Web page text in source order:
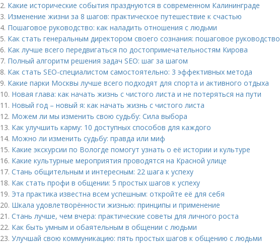
2. Какие исторические события празднуются в современном Калининграде
3. Изменение жизни за 8 шагов: практическое путешествие к счастью
4. Пошаговое руководство: как наладить отношения с людьми
5. Как стать генеральным директором своего сознания: пошаговое руководство
6. Как лучше всего передвигаться по достопримечательностям Кирова
7. Полный алгоритм решения задач SEO: шаг за шагом
8. Как стать SEO-специалистом самостоятельно: 3 эффективных метода
9. Какие парки Москвы лучше всего подходят для спорта и активного отдыха
10. Новая глава: как начать жизнь с чистого листа и не потеряться на пути
11. Новый год – новый я: как начать жизнь с чистого листа
12. Можем ли мы изменить свою судьбу: Сила выбора
13. Как улучшить карму: 10 доступных способов для каждого
14. Можно ли изменить судьбу: правда или миф
15. Какие экскурсии по Вологде помогут узнать о её истории и культуре
16. Какие культурные мероприятия проводятся на Красной улице
17. Стань общительным и интересным: 22 шага к успеху
18. Как стать профи в общении: 5 простых шагов к успеху
19. Эта практика известна всем успешным: откройте её для себя
20. Шкала удовлетворённости жизнью: принципы и применение
21. Стань лучше, чем вчера: практические советы для личного роста
22. Как быть умным и обаятельным в общении с людьми
23. Улучшай свою коммуникацию: пять простых шагов к общению с людьми